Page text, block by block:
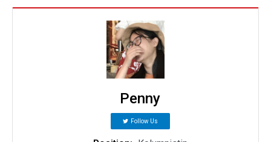
Penny
Follow Us